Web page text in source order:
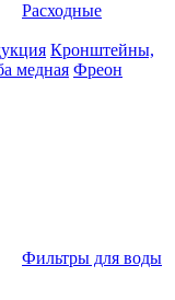
Расходные
Кронштейны,
медная Фреон
Фильтры для воды